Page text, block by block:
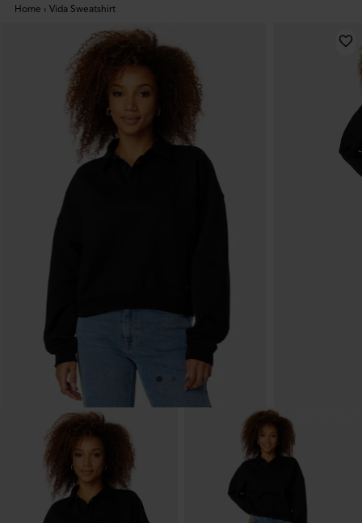
Home › Vida Sweatshirt